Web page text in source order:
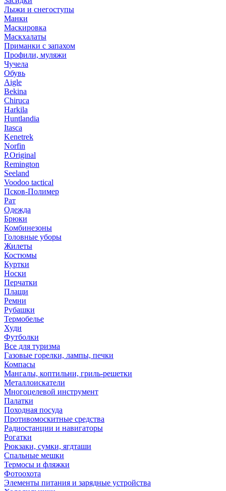
Лыжи и снегоступы
Манки
Маскировка
Маскхалаты
Приманки с запахом
Профили, муляжи
Чучела
Обувь
Aigle
Bekina
Chiruсa
Harkila
Huntlandia
Itasca
Kenetrek
Norfin
P.Original
Remington
Seeland
Voodoo tactical
Псков-Полимер
Рат
Одежда
Брюки
Комбинезоны
Головные уборы
Жилеты
Костюмы
Куртки
Носки
Перчатки
Плащи
Ремни
Рубашки
Термобелье
Худи
Футболки
Все для туризма
Газовые горелки, лампы, печки
Компасы
Мангалы, коптильни, гриль-решетки
Металлоискатели
Многоцелевой инструмент
Палатки
Походная посуда
Противомоскитные средства
Радиостанции и навигаторы
Рогатки
Рюкзаки, сумки, ягдташи
Спальные мешки
Термосы и фляжки
Фотоохота
Элементы питания и зарядные устройства